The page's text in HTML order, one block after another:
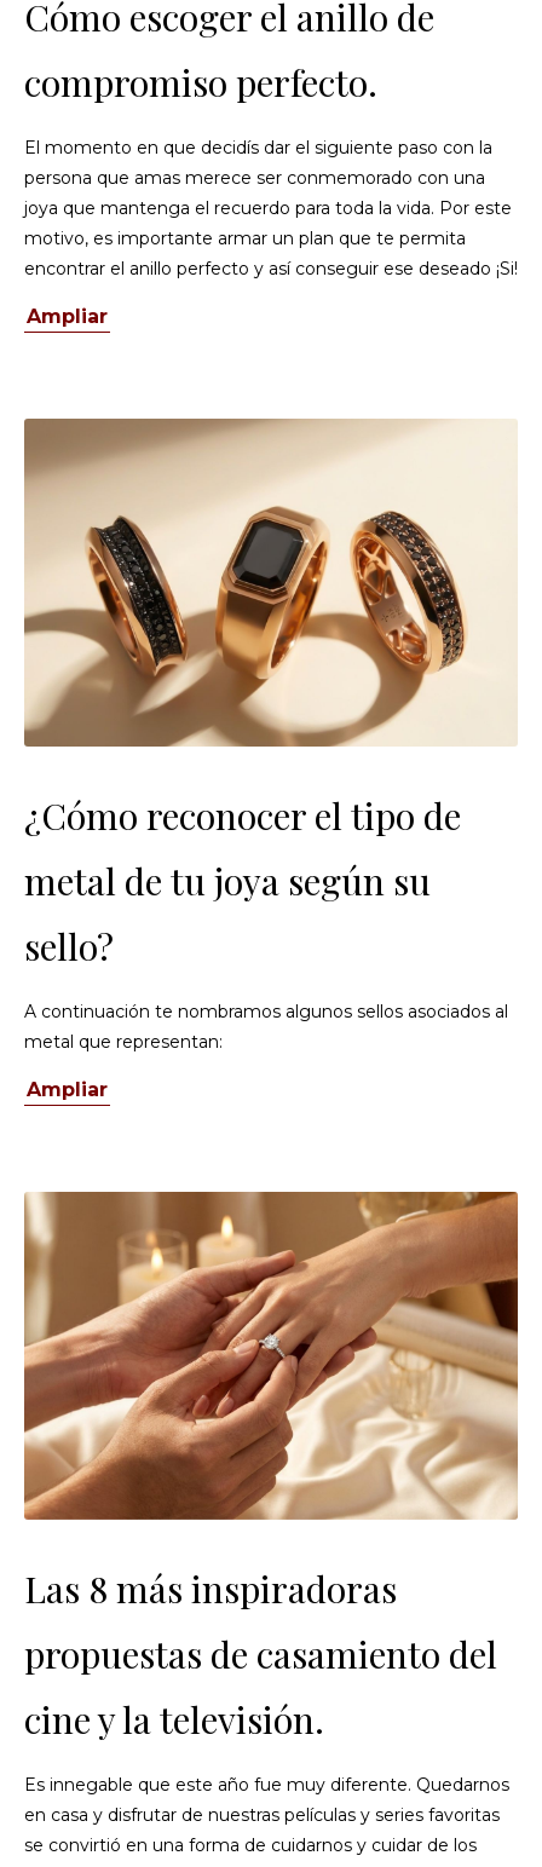
Cómo escoger el anillo de
compromiso perfecto.
El momento en que decidís dar el siguiente paso con la
persona que amas merece ser conmemorado con una
joya que mantenga el recuerdo para toda la vida. Por este
motivo, es importante armar un plan que te permita
encontrar el anillo perfecto y así conseguir ese deseado ¡Si!
Ampliar
¿Cómo reconocer el tipo de
metal de tu joya según su
sello?
A continuación te nombramos algunos sellos asociados al
metal que representan:
Ampliar
Las 8 más inspiradoras
propuestas de casamiento del
cine y la televisión.
Es innegable que este año fue muy diferente. Quedarnos
en casa y disfrutar de nuestras películas y series favoritas
se convirtió en una forma de cuidarnos y cuidar de los